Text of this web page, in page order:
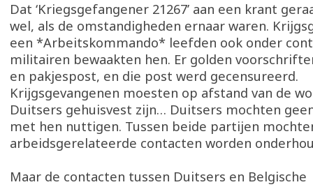
Dat ‘Kriegsgefangener 21267’ aan een krant
wel, als de omstandigheden ernaar waren.
een *Arbeitskommando* leefden ook onder
militairen bewaakten hen. Er golden
en pakjespost, en die post werd gecensureerd.
Krijgsgevangenen moesten op afstand van de
Duitsers gehuisvest zijn… Duitsers mochten
met hen nuttigen. Tussen beide partijen
arbeidsgerelateerde contacten worden
Maar de contacten tussen Duitsers en Belgische